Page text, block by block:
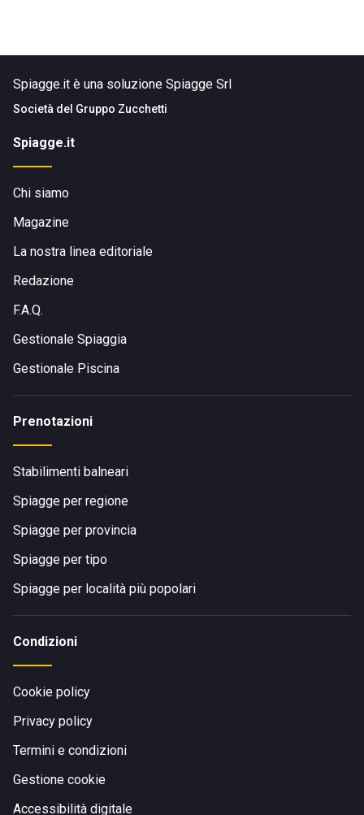
Spiagge.it è una soluzione Spiagge Srl
Società del Gruppo Zucchetti
Spiagge.it
Chi siamo
Magazine
La nostra linea editoriale
Redazione
F.A.Q.
Gestionale Spiaggia
Gestionale Piscina
Prenotazioni
Stabilimenti balneari
Spiagge per regione
Spiagge per provincia
Spiagge per tipo
Spiagge per località più popolari
Condizioni
Cookie policy
Privacy policy
Termini e condizioni
Gestione cookie
Accessibilità digitale